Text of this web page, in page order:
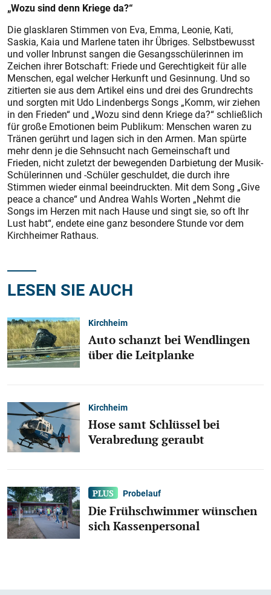
„Wozu sind denn Kriege da?“
Die glasklaren Stimmen von Eva, Emma, Leonie, Kati,
Saskia, Kaia und Marlene taten ihr Übriges. Selbstbewusst
und voller Inbrunst sangen die Gesangsschülerinnen im
Zeichen ihrer Botschaft: Friede und Gerechtigkeit für alle
Menschen, egal welcher Herkunft und Gesinnung. Und so
zitierten sie aus dem Artikel eins und drei des Grundrechts
und sorgten mit Udo Lindenbergs Songs „Komm, wir ziehen
in den Frieden“ und „Wozu sind denn Kriege da?“ schließlich
für große Emotionen beim Publikum: Menschen waren zu
Tränen gerührt und lagen sich in den Armen. Man spürte
mehr denn je die Sehnsucht nach Gemeinschaft und
Frieden, nicht zuletzt der bewegenden Darbietung der Musik-
Schülerinnen und -Schüler geschuldet, die durch ihre
Stimmen wieder einmal beeindruckten. Mit dem Song „Give
peace a chance“ und Andrea Wahls Worten „Nehmt die
Songs im Herzen mit nach Hause und singt sie, so oft Ihr
Lust habt“, endete eine ganz besondere Stunde vor dem
Kirchheimer Rathaus.
LESEN SIE AUCH
Kirchheim
Auto schanzt bei Wendlingen
über die Leitplanke
Kirchheim
Hose samt Schlüssel bei
Verabredung geraubt
Probelauf
Die Frühschwimmer wünschen
sich Kassenpersonal